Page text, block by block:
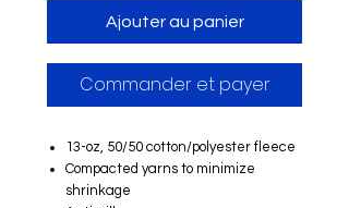
Ajouter au panier
Commander et payer
13-oz, 50/50 cotton/polyester fleece
Compacted yarns to minimize
shrinkage